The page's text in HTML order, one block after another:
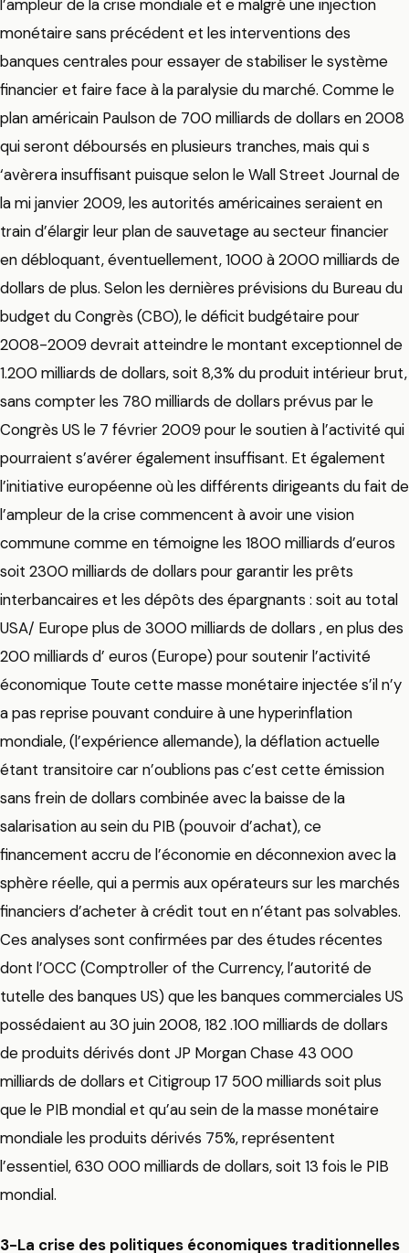
l’ampleur de la crise mondiale et e malgré une injection
monétaire sans précédent et les interventions des
banques centrales pour essayer de stabiliser le système
financier et faire face à la paralysie du marché. Comme le
plan américain Paulson de 700 milliards de dollars en 2008
qui seront déboursés en plusieurs tranches, mais qui s
‘avèrera insuffisant puisque selon le Wall Street Journal de
la mi janvier 2009, les autorités américaines seraient en
train d’élargir leur plan de sauvetage au secteur financier
en débloquant, éventuellement, 1000 à 2000 milliards de
dollars de plus. Selon les dernières prévisions du Bureau du
budget du Congrès (CBO), le déficit budgétaire pour
2008-2009 devrait atteindre le montant exceptionnel de
1.200 milliards de dollars, soit 8,3% du produit intérieur brut,
sans compter les 780 milliards de dollars prévus par le
Congrès US le 7 février 2009 pour le soutien à l’activité qui
pourraient s’avérer également insuffisant. Et également
l’initiative européenne où les différents dirigeants du fait de
l’ampleur de la crise commencent à avoir une vision
commune comme en témoigne les 1800 milliards d’euros
soit 2300 milliards de dollars pour garantir les prêts
interbancaires et les dépôts des épargnants : soit au total
USA/ Europe plus de 3000 milliards de dollars , en plus des
200 milliards d’ euros (Europe) pour soutenir l’activité
économique Toute cette masse monétaire injectée s’il n’y
a pas reprise pouvant conduire à une hyperinflation
mondiale, (l’expérience allemande), la déflation actuelle
étant transitoire car n’oublions pas c’est cette émission
sans frein de dollars combinée avec la baisse de la
salarisation au sein du PIB (pouvoir d’achat), ce
financement accru de l’économie en déconnexion avec la
sphère réelle, qui a permis aux opérateurs sur les marchés
financiers d’acheter à crédit tout en n’étant pas solvables.
Ces analyses sont confirmées par des études récentes
dont l’OCC (Comptroller of the Currency, l’autorité de
tutelle des banques US) que les banques commerciales US
possédaient au 30 juin 2008, 182 .100 milliards de dollars
de produits dérivés dont JP Morgan Chase 43 000
milliards de dollars et Citigroup 17 500 milliards soit plus
que le PIB mondial et qu’au sein de la masse monétaire
mondiale les produits dérivés 75%, représentent
l’essentiel, 630 000 milliards de dollars, soit 13 fois le PIB
mondial.
3-La crise des politiques économiques traditionnelles